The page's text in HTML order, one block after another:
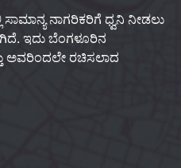
ನಾಗರಿಕರಿಗೆ ಧ್ವನಿ ನೀಡಲು
ಇದು ಬೆಂಗಳೂರಿನ
ಅವರಿಂದಲೇ ರಚಿಸಲಾದ